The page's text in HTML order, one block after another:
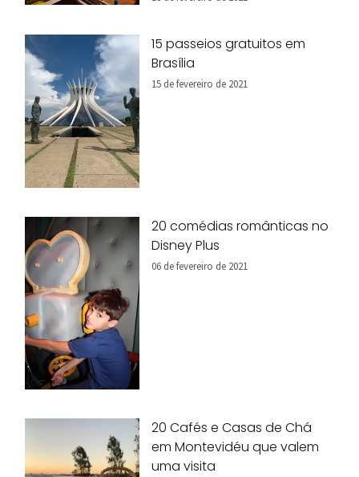
15 passeios gratuitos em
Brasília
15 de fevereiro de 2021
20 comédias românticas no
Disney Plus
06 de fevereiro de 2021
20 Cafés e Casas de Chá
em Montevidéu que valem
uma visita